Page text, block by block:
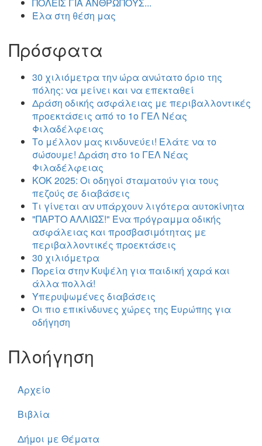
Έλα στη θέση μας
Πρόσφατα
30 χιλιόμετρα την ώρα ανώτατο όριο της
πόλης: να μείνει και να επεκταθεί
Δράση οδικής ασφάλειας με περιβαλλοντικές
προεκτάσεις από το 1ο ΓΕΛ Νέας
Φιλαδέλφειας
Το μέλλον μας κινδυνεύει! Ελάτε να το
σώσουμε! Δράση στο 1ο ΓΕΛ Νέας
Φιλαδέλφειας
ΚΟΚ 2025: Οι οδηγοί σταματούν για τους
πεζούς σε διαβάσεις
Τι γίνεται αν υπάρχουν λιγότερα αυτοκίνητα
"ΠΑΡΤΟ ΑΛΛΙΏΣ!" Ένα πρόγραμμα οδικής
ασφάλειας και προσβασιμότητας με
περιβαλλοντικές προεκτάσεις
30 χιλιόμετρα
Πορεία στην Κυψέλη για παιδική χαρά και
άλλα πολλά!
Υπερυψωμένες διαβάσεις
Οι πιο επικίνδυνες χώρες της Ευρώπης για
οδήγηση
Πλοήγηση
Αρχείο
Βιβλία
Δήμοι με Θέματα